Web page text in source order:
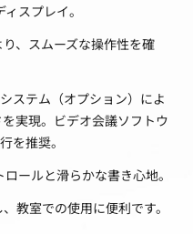
スプレイ。
、スムーズな操作性を確
ステム（オプション）によ
実現。ビデオ会議ソフトウ
を推奨。
ールと滑らかな書き心地。
教室での使用に便利です。